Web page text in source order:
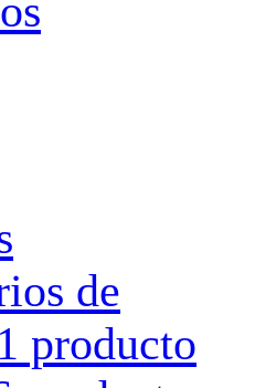
de
1 producto